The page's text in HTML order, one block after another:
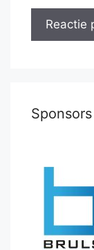
Sponsors